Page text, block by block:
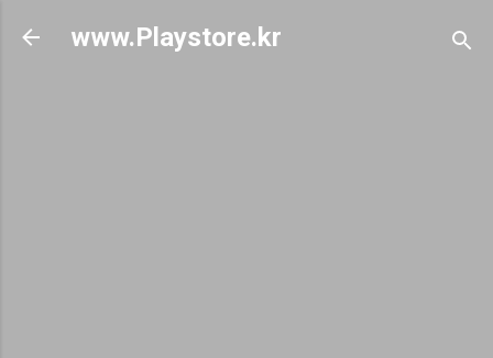
기본 콘텐츠로 건너뛰기
www.Playstore.kr